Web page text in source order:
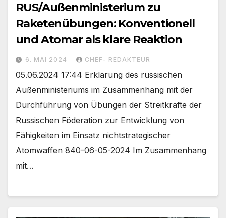
RUS/Außenministerium zu
Raketenübungen: Konventionell
und Atomar als klare Reaktion
6. MAI 2024 CHEF- REDAKTEUR
05.06.2024 17:44 Erklärung des russischen
Außenministeriums im Zusammenhang mit der
Durchführung von Übungen der Streitkräfte der
Russischen Föderation zur Entwicklung von
Fähigkeiten im Einsatz nichtstrategischer
Atomwaffen 840-06-05-2024 Im Zusammenhang
mit…